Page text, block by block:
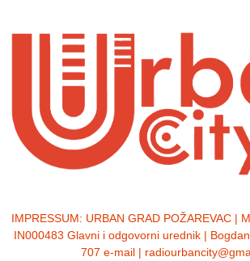
IMPRESSUM: URBAN GRAD POŽAREVAC |
IN000483 Glavni i odgovorni urednik |
707 e-mail |